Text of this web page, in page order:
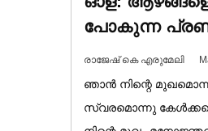
പോകുന്ന
രാജേഷ് കെ എരുമേലി
ഞാൻ നിന്റെ
സ്വരമൊന്നു